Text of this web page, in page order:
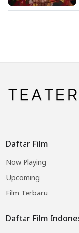
Daftar Film
Now Playing
Upcoming
Film Terbaru
Daftar Film